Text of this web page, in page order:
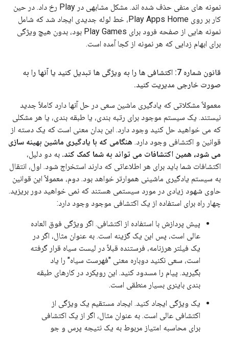
نمونه های منفی حذف شده اند. مشکل مشابهی در Play رخ داد. در حین
کار بر روی Play Apps Home، خط لوله جدیدی ایجاد شد که شامل
نمونه هایی از صفحه فرود برای Play Games بود، بدون هیچ ویژگی
برای ابهام زدایی که هر نمونه از کجا آمده است.
قانون شماره 7: اکتشافی ها را به ویژگی ها تبدیل کنید یا آنها را به
صورت خارجی مدیریت کنید.
معمولاً مشکلاتی که یادگیری ماشین سعی در حل آنها دارد کاملاً جدید
نیستند. یک سیستم موجود برای رتبه بندی، یا طبقه بندی، یا هر مشکلی
که می خواهید حل کنید وجود دارد. این بدان معنی است که یک دسته از
قوانین و اکتشافی وجود دارد. هنگامی که با یادگیری ماشین بهینه سازی
می شود، همین اکتشافات می تواند به شما کمک کند. به دو دلیل،
اکتشافات شما باید برای هر اطلاعاتی که دارند استخراج شود. اول، انتقال
به سیستم یادگیری ماشینی هموارتر خواهد بود. دوم، معمولاً این قوانین
حاوی شهود زیادی در مورد سیستمی هستند که نمی خواهید دور بریزید.
چهار راه برای استفاده از یک اکتشافی موجود وجود دارد:
پیش پردازش با استفاده از اکتشافی. اگر ویژگی فوق العاده
عالی است، پس این یک گزینه است. به عنوان مثال، اگر در
یک فیلتر هرزنامه، فرستنده قبلاً در لیست سیاه قرار گرفته
است، سعی نکنید دوباره معنی "فهرست سیاه" را یاد
بگیرید. پیام را مسدود کنید. این رویکرد در کارهای طبقه
بندی باینری بسیار منطقی است.
یک ویژگی ایجاد کنید. ایجاد مستقیم یک ویژگی از
اکتشافی عالی است. به عنوان مثال، اگر از یک اکتشافی
برای محاسبه امتیاز مربوط به یک نتیجه پرس و جو